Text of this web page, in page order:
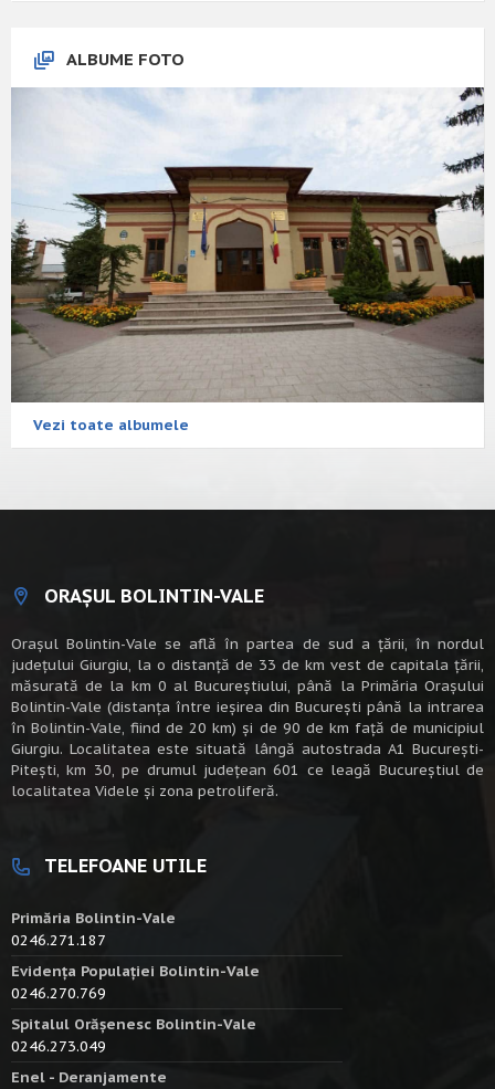
ALBUME FOTO
Vezi toate albumele
ORAȘUL BOLINTIN-VALE
Oraşul Bolintin-Vale se află în partea de sud a ţării, în nordul
judeţului Giurgiu, la o distanţă de 33 de km vest de capitala țării,
măsurată de la km 0 al Bucureștiului, până la Primăria Orașului
Bolintin-Vale (distanța între ieșirea din București până la intrarea
în Bolintin-Vale, fiind de 20 km) şi de 90 de km faţă de municipiul
Giurgiu. Localitatea este situată lângă autostrada A1 Bucureşti-
Piteşti, km 30, pe drumul judeţean 601 ce leagă Bucureştiul de
localitatea Videle şi zona petroliferă.
TELEFOANE UTILE
Primăria Bolintin-Vale
0246.271.187
Evidența Populației Bolintin-Vale
0246.270.769
Spitalul Orășenesc Bolintin-Vale
0246.273.049
Enel - Deranjamente